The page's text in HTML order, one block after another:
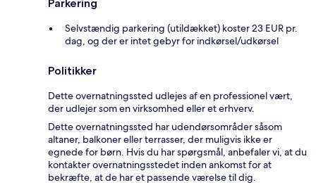
Parkering
Selvstændig parkering (utildækket) koster 23 EUR pr.
dag, og der er intet gebyr for indkørsel/udkørsel
Politikker
Dette overnatningssted udlejes af en professionel vært,
der udlejer som en virksomhed eller et erhverv.
Dette overnatningssted har udendørsområder såsom
altaner, balkoner eller terrasser, der muligvis ikke er
egnede for børn. Hvis du har spørgsmål, anbefaler vi, at du
kontakter overnatningsstedet inden ankomst for at
bekræfte, at de har et passende værelse til dig.